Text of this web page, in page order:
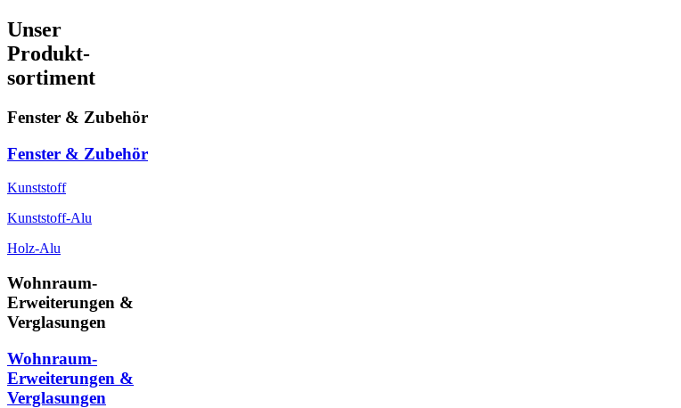
Unser
Produkt-
sortiment
Fenster & Zubehör
Fenster & Zubehör
Kunststoff
Kunststoff-Alu
Holz-Alu
Wohnraum-
Erweiterungen &
Verglasungen
Wohnraum-
Erweiterungen &
Verglasungen